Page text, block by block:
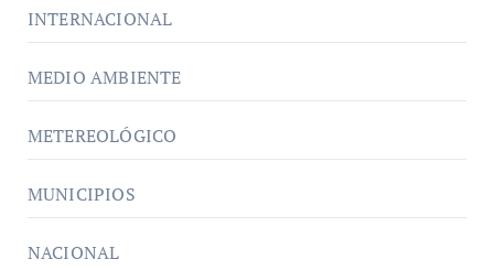
INTERNACIONAL
MEDIO AMBIENTE
METEREOLÓGICO
MUNICIPIOS
NACIONAL